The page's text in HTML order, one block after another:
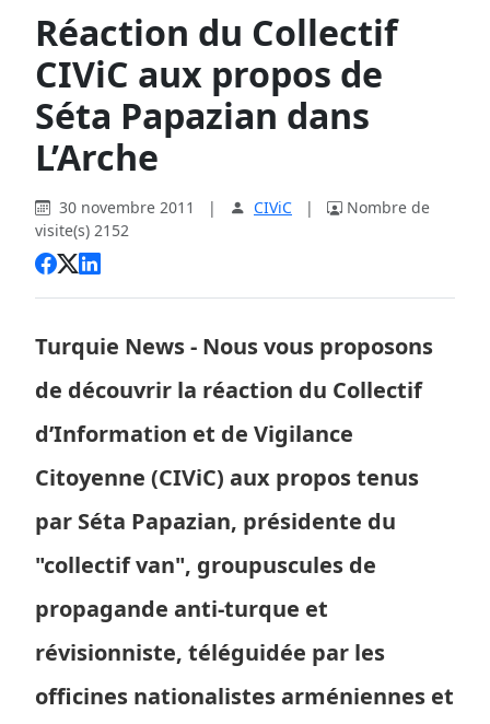
Réaction du Collectif
CIViC aux propos de
Séta Papazian dans
L’Arche
30 novembre 2011 | CIViC |
Nombre de
visite(s) 2152
Turquie News - Nous vous proposons
de découvrir la réaction du Collectif
d’Information et de Vigilance
Citoyenne (CIViC) aux propos tenus
par Séta Papazian, présidente du
"collectif van", groupuscules de
propagande anti-turque et
révisionniste, téléguidée par les
officines nationalistes arméniennes et